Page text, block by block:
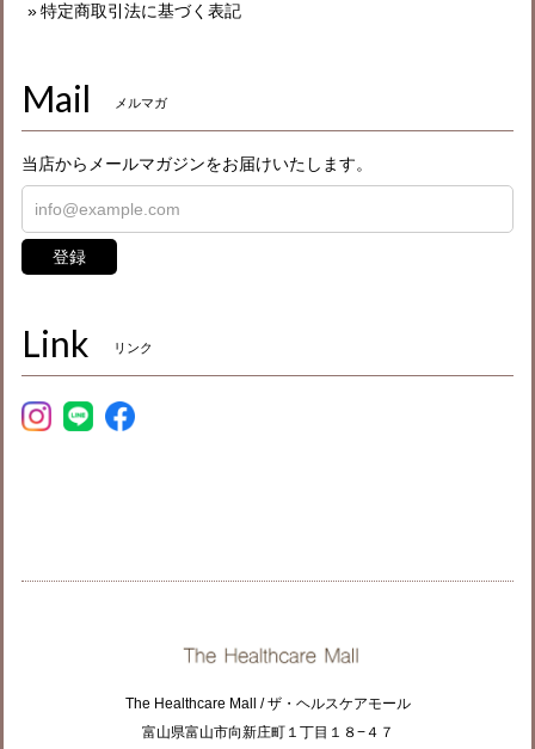
特定商取引法に基づく表記
Mail メルマガ
当店からメールマガジンをお届けいたします。
登録
Link リンク
The Healthcare Mall / ザ・ヘルスケアモール
富山県富山市向新庄町１丁目１８−４７